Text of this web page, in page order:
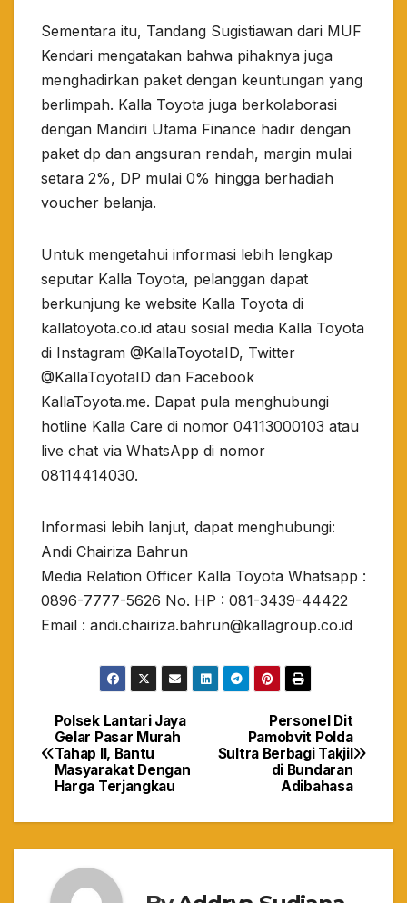
Sementara itu, Tandang Sugistiawan dari MUF
Kendari mengatakan bahwa pihaknya juga
menghadirkan paket dengan keuntungan yang
berlimpah. Kalla Toyota juga berkolaborasi
dengan Mandiri Utama Finance hadir dengan
paket dp dan angsuran rendah, margin mulai
setara 2%, DP mulai 0% hingga berhadiah
voucher belanja.
Untuk mengetahui informasi lebih lengkap
seputar Kalla Toyota, pelanggan dapat
berkunjung ke website Kalla Toyota di
kallatoyota.co.id atau sosial media Kalla Toyota
di Instagram @KallaToyotaID, Twitter
@KallaToyotaID dan Facebook
KallaToyota.me. Dapat pula menghubungi
hotline Kalla Care di nomor 04113000103 atau
live chat via WhatsApp di nomor
08114414030.
Informasi lebih lanjut, dapat menghubungi:
Andi Chairiza Bahrun
Media Relation Officer Kalla Toyota Whatsapp :
0896-7777-5626 No. HP : 081-3439-44422
Email : andi.chairiza.bahrun@kallagroup.co.id
Navigasi
pos
Personel Dit
Pamobvit Polda
Sultra Berbagi Takjil
di Bundaran
Adibahasa
Polsek Lantari Jaya
Gelar Pasar Murah
Tahap II, Bantu
Masyarakat Dengan
Harga Terjangkau